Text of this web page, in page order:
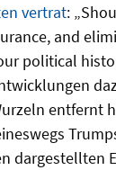
vertrat:
and
political
entfernt
dargestellten